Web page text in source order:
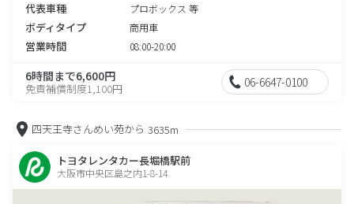
代表車種 プロボックス 等
ボディタイプ 商用車
営業時間 08:00-20:00
6時間まで6,600円
免責補償制度1,100円 06-6647-0100
四天王寺さんめい苑から 3635m
トヨタレンタカー長堀橋駅前
大阪市中央区島之内1-8-14